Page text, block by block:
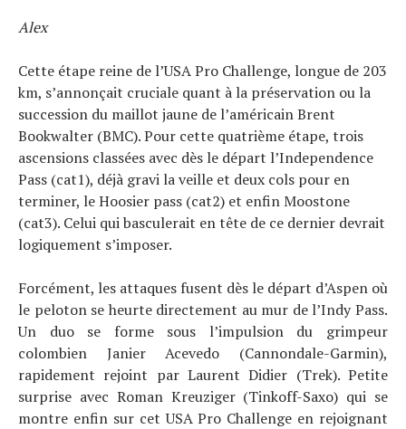
Alex
Cette étape reine de l’USA Pro Challenge, longue de 203
km, s’annonçait cruciale quant à la préservation ou la
succession du maillot jaune de l’américain Brent
Bookwalter (BMC). Pour cette quatrième étape, trois
ascensions classées avec dès le départ l’Independence
Pass (cat1), déjà gravi la veille et deux cols pour en
terminer, le Hoosier pass (cat2) et enfin Moostone
(cat3). Celui qui basculerait en tête de ce dernier devrait
logiquement s’imposer.
Forcément, les attaques fusent dès le départ d’Aspen où
le peloton se heurte directement au mur de l’Indy Pass.
Un duo se forme sous l’impulsion du grimpeur
colombien Janier Acevedo (Cannondale-Garmin),
rapidement rejoint par Laurent Didier (Trek). Petite
surprise avec Roman Kreuziger (Tinkoff-Saxo) qui se
montre enfin sur cet USA Pro Challenge en rejoignant